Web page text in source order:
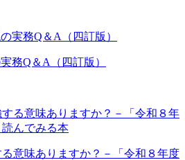
務Q＆A（四訂版）
意味ありますか？－「令和８年度